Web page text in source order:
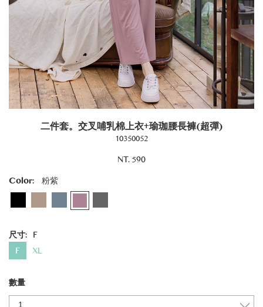
二件套。交叉哺乳棉上衣+瑜珈腰長褲(超彈)
10350052
NT. 590
Color:
粉紫
尺寸: F
F
XL
數量